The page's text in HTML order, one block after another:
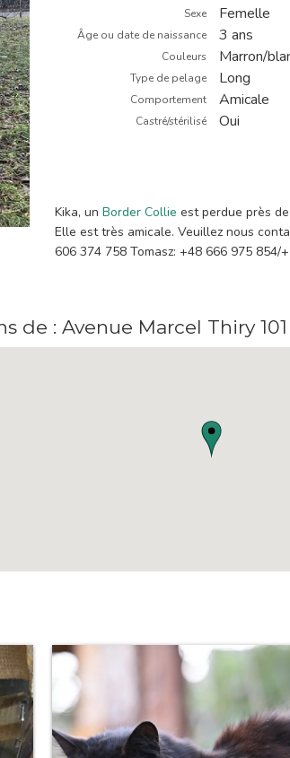
Sexe Femelle
Âge ou date de naissance 3 ans
Couleurs Marron/
Type de pelage Long
Comportement Amicale
Castré/stérilisé Oui
Kika, un Border Collie est perdue près
Elle est très amicale. Veuillez nous
606 374 758 Tomasz: +48 666 975 854/
de : Avenue Marcel Thiry